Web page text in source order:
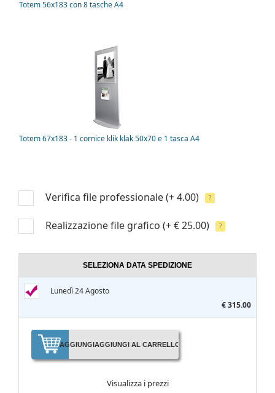
Totem 56x183 con 8 tasche A4
Totem 67x183 - 1 cornice klik klak 50x70 e 1 tasca A4
Verifica file professionale(+ 4.00) ?
Realizzazione file grafico (+ € 25.00) ?
SELEZIONA DATA SPEDIZIONE
Lunedì 24 Agosto
€ 315.00
AGGIUNGIAGGIUNGI AL CARRELLO
Visualizza i prezzi